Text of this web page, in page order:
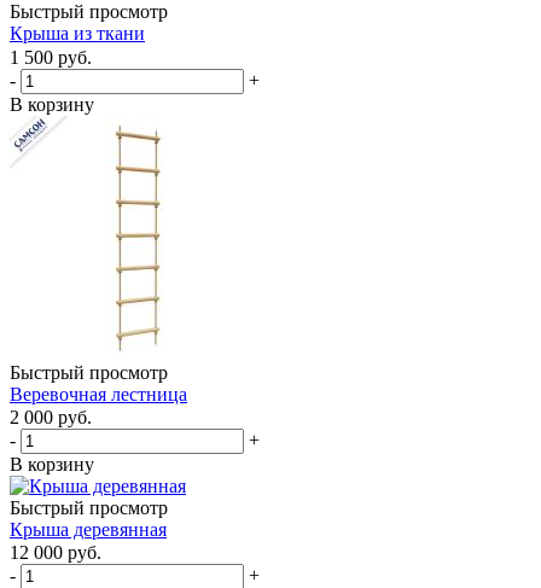
Быстрый просмотр
Крыша из ткани
1 500 руб.
-
+
В корзину
Быстрый просмотр
Веревочная лестница
2 000 руб.
-
+
В корзину
Быстрый просмотр
Крыша деревянная
12 000 руб.
-
+